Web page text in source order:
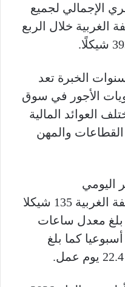
الإجمالي لجميع
الغربية خلال الربع
الخبرة تعد
الأجور في سوق
العوائد المالية
القطاعات والمهن
اليومي
للمستخدمين بأجر في الضفة الغربية 135 شيكلا
بلغ معدل ساعات
41 ساعة أسبوعيا كما بلغ